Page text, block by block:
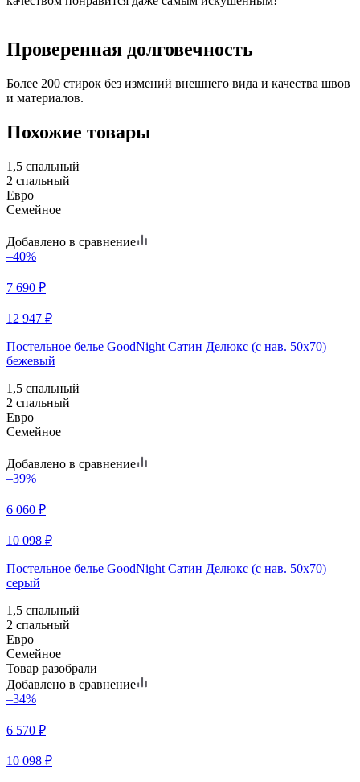
Проверенная долговечность
Более 200 стирок без измений внешнего вида и качества швов
и материалов.
Похожие товары
1,5 спальный
2 спальный
Евро
Семейное
Добавлено в сравнение
–40%
7 690 ₽
12 947 ₽
Постельное белье GoodNight Сатин Делюкс (с нав. 50х70)
бежевый
1,5 спальный
2 спальный
Евро
Семейное
Добавлено в сравнение
–39%
6 060 ₽
10 098 ₽
Постельное белье GoodNight Сатин Делюкс (с нав. 50х70)
серый
1,5 спальный
2 спальный
Евро
Семейное
Товар разобрали
Добавлено в сравнение
–34%
6 570 ₽
10 098 ₽